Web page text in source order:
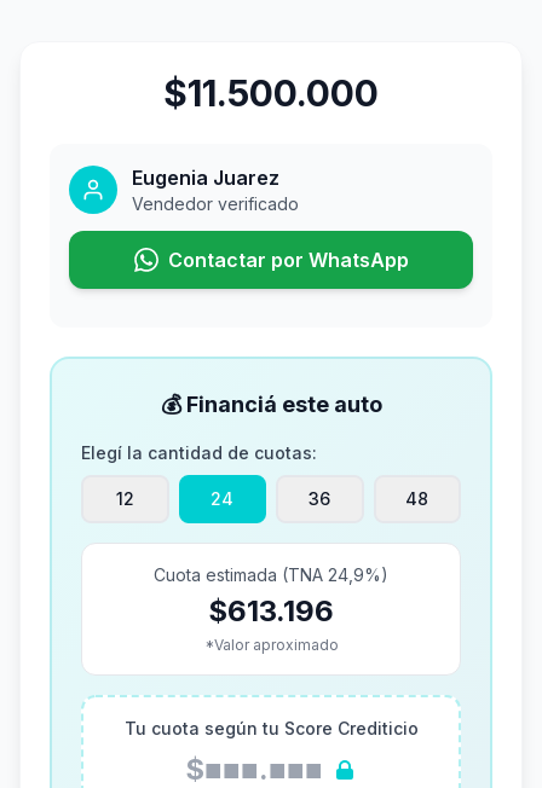
$11.500.000
Eugenia Juarez
Vendedor verificado
Contactar por WhatsApp
💰 Financiá este auto
Elegí la cantidad de cuotas:
12 24 36 48
Cuota estimada (TNA 24,9%)
$613.196
*Valor aproximado
Tu cuota según tu Score Crediticio
$■■■.■■■